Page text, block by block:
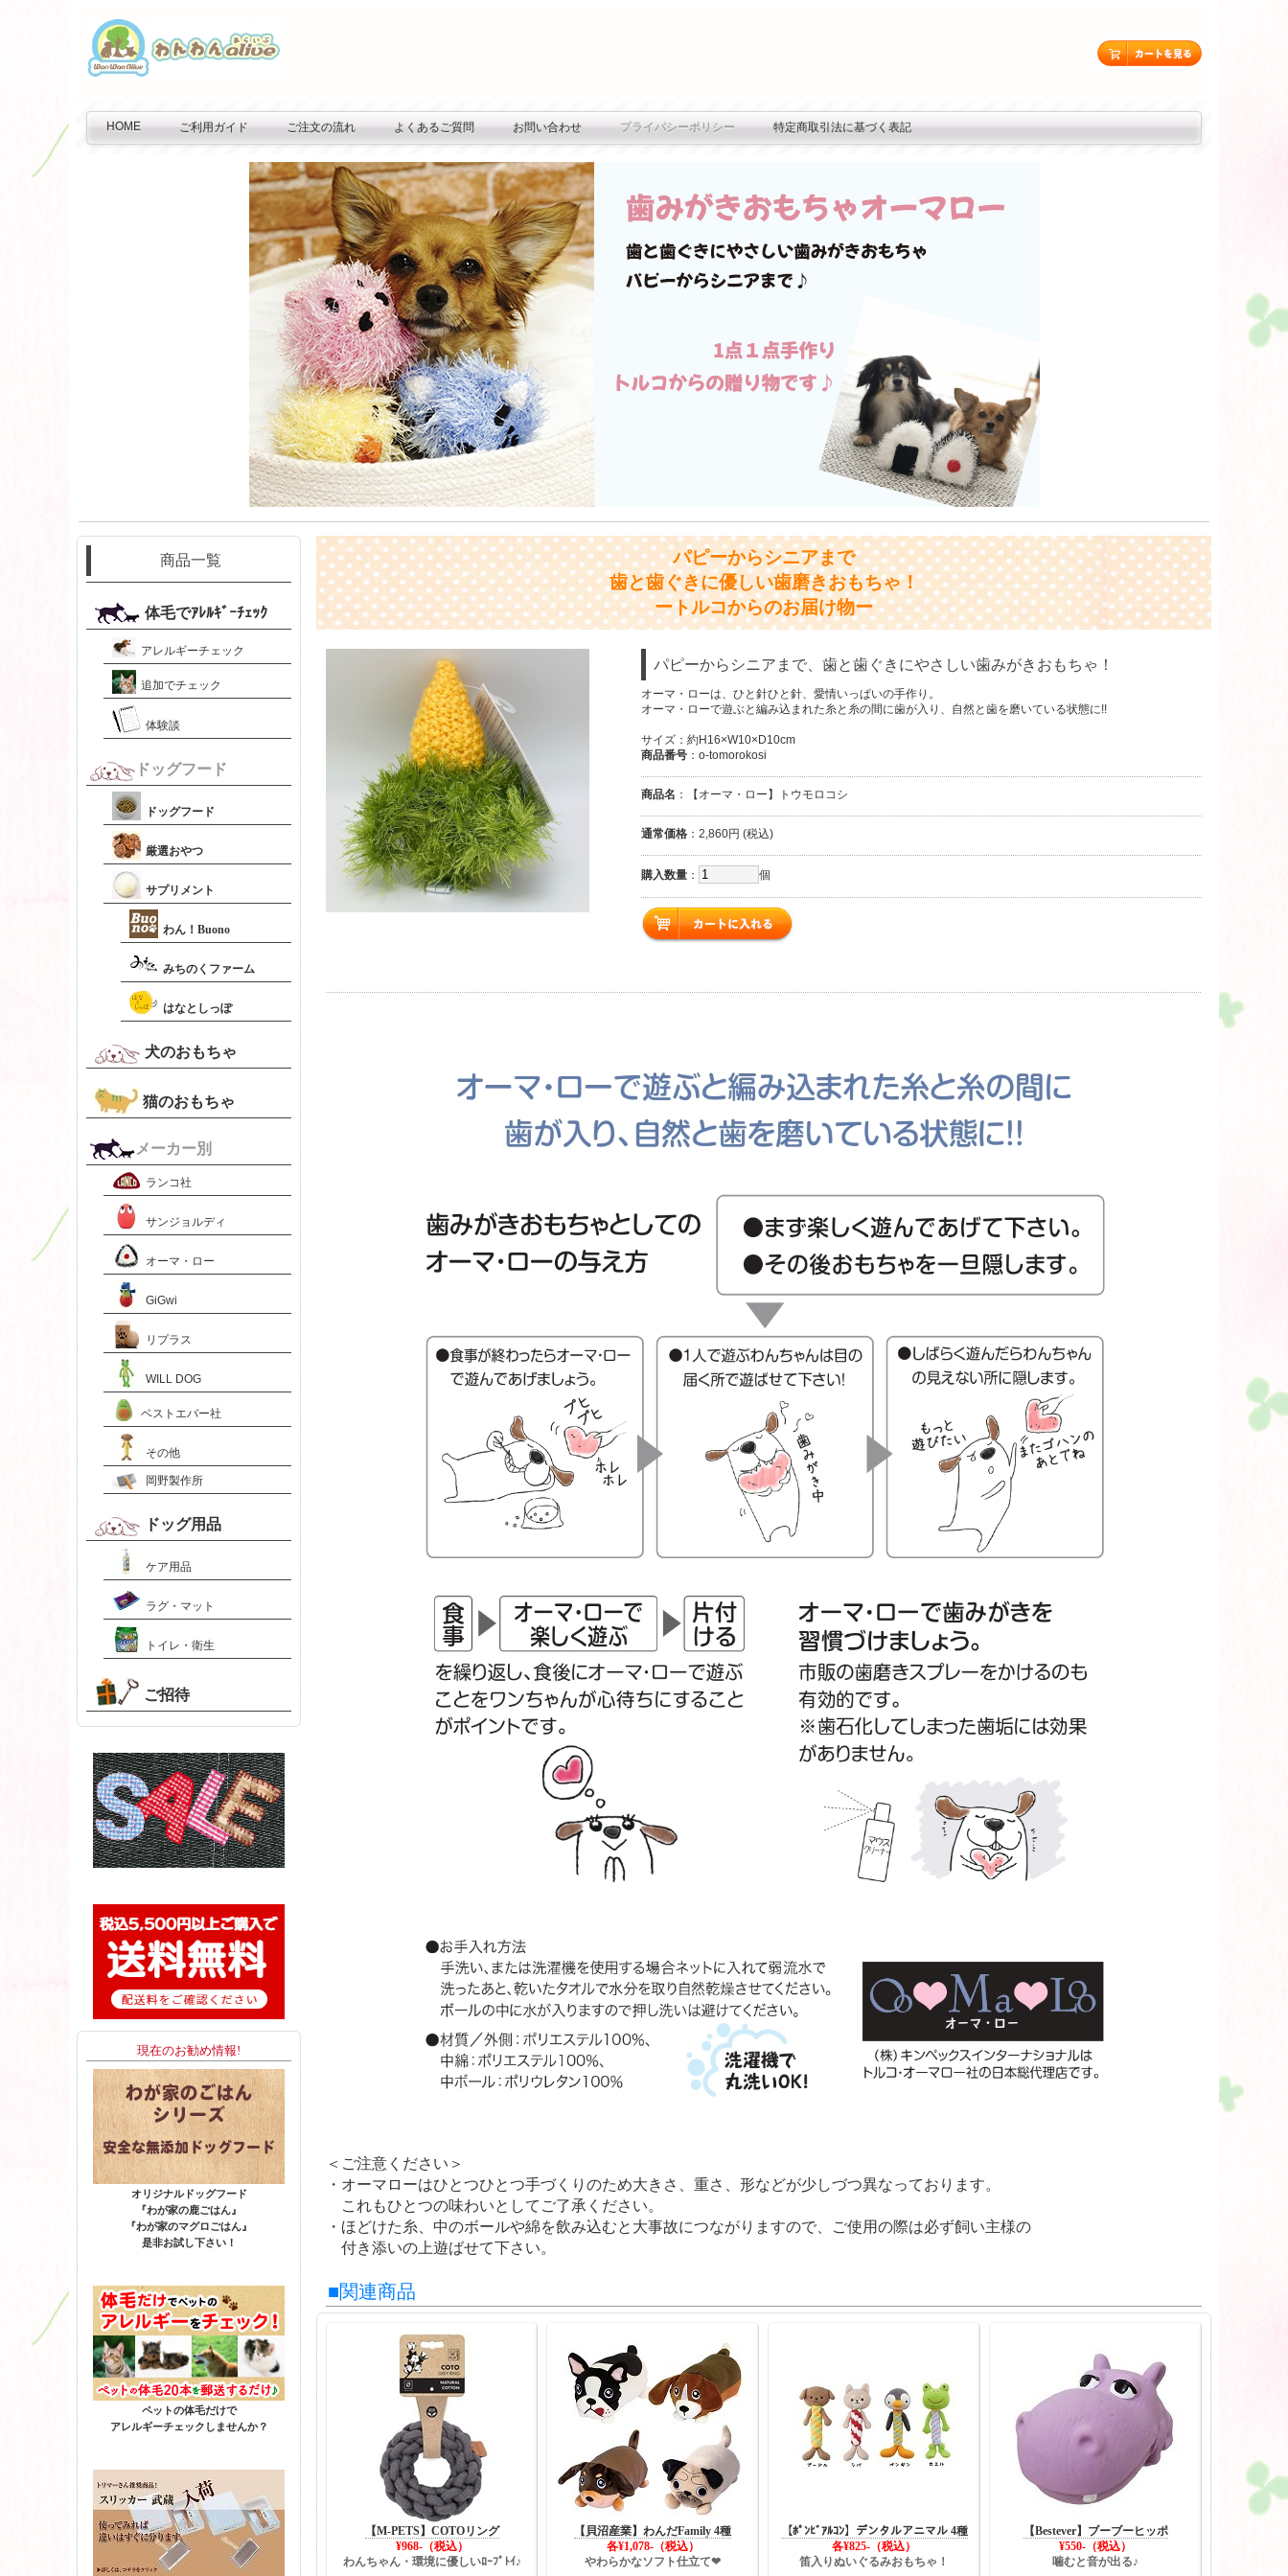
HOME ご利用ガイド ご注文の流れ よくあるご質問 お問い合わせ プライバシーポリシー 特定商取引法に基づく表記
パピーからシニアまで
歯と歯ぐきに優しい歯磨きおもちゃ！
ートルコからのお届け物ー
パピーからシニアまで、歯と歯ぐきにやさしい歯みがきおもちゃ！
オーマ・ローは、ひと針ひと針、愛情いっぱいの手作り。
オーマ・ローで遊ぶと編み込まれた糸と糸の間に歯が入り、自然と歯を磨いている状態に!!
サイズ：約H16×W10×D10cm
商品番号 ：o-tomorokosi
商品名 ：【オーマ・ロー】トウモロコシ
通常価格 ：2,860円 (税込)
購入数量 ： 個
＜ご注意ください＞
・オーマローはひとつひとつ手づくりのため大きさ、重さ、形などが少しづつ異なっております。
これもひとつの味わいとしてご了承ください。
・ほどけた糸、中のボールや綿を飲み込むと大事故につながりますので、ご使用の際は必ず飼い主様の
付き添いの上遊ばせて下さい。
■関連商品
【M-PETS】COTOリング
¥968-（税込）
わんちゃん・環境に優しいﾛｰﾌﾟﾄｲ♪
【貝沼産業】わんだFamily 4種
各¥1,078-（税込）
やわらかなソフト仕立て❤
【ﾎﾟﾝﾋﾞｱﾙｺﾝ】デンタルアニマル 4種
各¥825-（税込）
笛入りぬいぐるみおもちゃ！
【Bestever】ブーブーヒッポ
¥550-（税込）
噛むと音が出る♪
商品一覧
体毛でｱﾚﾙｷﾞｰﾁｪｯｸ
アレルギーチェック
追加でチェック
体験談
ドッグフード
ドッグフード
厳選おやつ
サプリメント
わん！Buono
みちのくファーム
はなとしっぽ
犬のおもちゃ
猫のおもちゃ
メーカー別
ランコ社
サンジョルディ
オーマ・ロー
GiGwi
リプラス
WILL DOG
ベストエバー社
その他
岡野製作所
ドッグ用品
ケア用品
ラグ・マット
トイレ・衛生
ご招待
現在のお勧め情報!
オリジナルドッグフード
『わが家の鹿ごはん』
『わが家のマグロごはん』
是非お試し下さい！
ペットの体毛だけで
アレルギーチェックしませんか？